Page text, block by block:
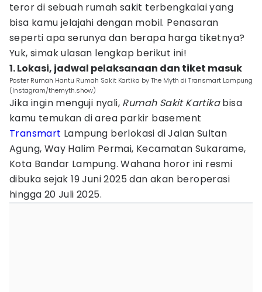
teror di sebuah rumah sakit terbengkalai yang
bisa kamu jelajahi dengan mobil. Penasaran
seperti apa serunya dan berapa harga tiketnya?
Yuk, simak ulasan lengkap berikut ini!
1. Lokasi, jadwal pelaksanaan dan tiket masuk
Poster Rumah Hantu Rumah Sakit Kartika by The Myth di Transmart Lampung
(Instagram/themyth.show)
Jika ingin menguji nyali, Rumah Sakit Kartikabisa
kamu temukan di area parkir basement
Transmart Lampung berlokasi di Jalan Sultan
Agung, Way Halim Permai, Kecamatan Sukarame,
Kota Bandar Lampung. Wahana horor ini resmi
dibuka sejak 19 Juni 2025 dan akan beroperasi
hingga 20 Juli 2025.